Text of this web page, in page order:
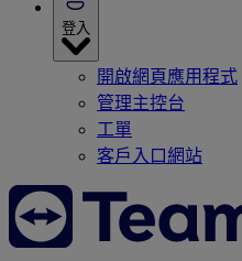
登入
開啟網頁應用程式
管理主控台
工單
客戶入口網站